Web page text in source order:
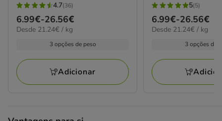
4.7
estrelas
com
avaliações
4.7(36)
Preço
de
26.56€
6.99€-26.56€
21.24€
Desde 21.24€ / kg
3 opções de peso
Adicionar
5
estrelas
com
avaliações
5(5)
Preço
de
26.56€
6.99€-26.56€
21.24€
Desde 21.24€ / kg
3 opções de